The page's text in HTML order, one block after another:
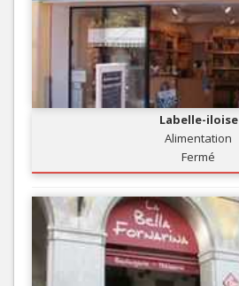
Labelle-iloise
Alimentation
Fermé